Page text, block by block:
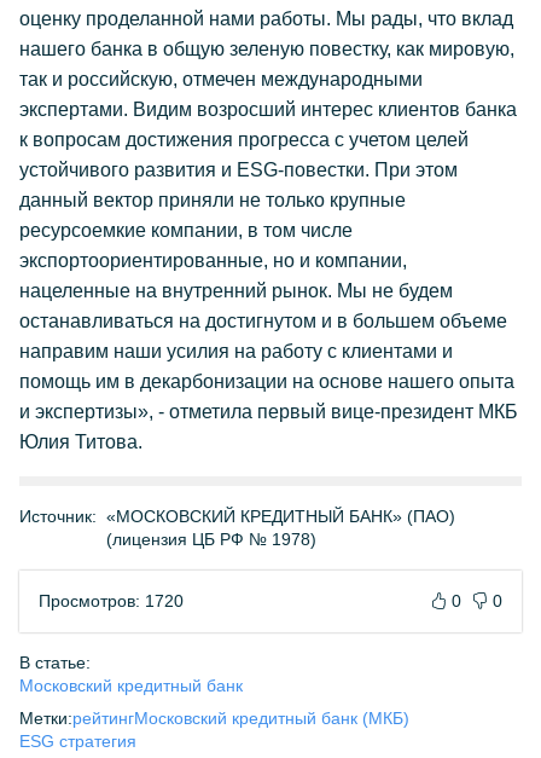
оценку проделанной нами работы. Мы рады, что вклад
нашего банка в общую зеленую повестку, как мировую,
так и российскую, отмечен международными
экспертами. Видим возросший интерес клиентов банка
к вопросам достижения прогресса с учетом целей
устойчивого развития и ESG-повестки. При этом
данный вектор приняли не только крупные
ресурсоемкие компании, в том числе
экспортоориентированные, но и компании,
нацеленные на внутренний рынок. Мы не будем
останавливаться на достигнутом и в большем объеме
направим наши усилия на работу с клиентами и
помощь им в декарбонизации на основе нашего опыта
и экспертизы», - отметила первый вице-президент МКБ
Юлия Титова.
Источник: «МОСКОВСКИЙ КРЕДИТНЫЙ БАНК» (ПАО)
(лицензия ЦБ РФ № 1978)
Просмотров: 1720 0 0
В статье:
Московский кредитный банк
Метки:рейтингМосковский кредитный банк (МКБ)
ESG стратегия